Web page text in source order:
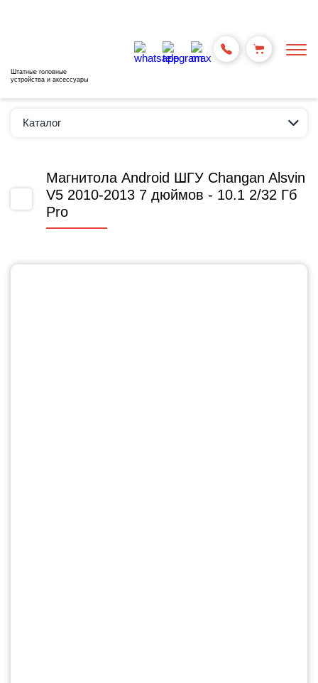
Штатные головные
устройства и аксессуары
Каталог
Магнитола Android ШГУ Changan Alsvin
V5 2010-2013 7 дюймов - 10.1 2/32 Гб
Pro